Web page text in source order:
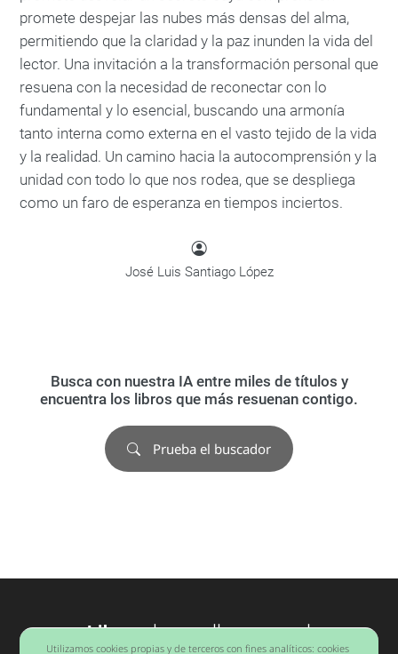
promete despejar las nubes más densas del alma,
permitiendo que la claridad y la paz inunden la vida del
lector. Una invitación a la transformación personal que
resuena con la necesidad de reconectar con lo
fundamental y lo esencial, buscando una armonía
tanto interna como externa en el vasto tejido de la vida
y la realidad. Un camino hacia la autocomprensión y la
unidad con todo lo que nos rodea, que se despliega
como un faro de esperanza en tiempos inciertos.
José Luis Santiago López
Busca con nuestra IA entre miles de títulos y
encuentra los libros que más resuenan contigo.
Prueba el buscador
Librosdesarrollo personal
Barcelona
Utilizamos cookies propias y de terceros con fines analíticos: cookies